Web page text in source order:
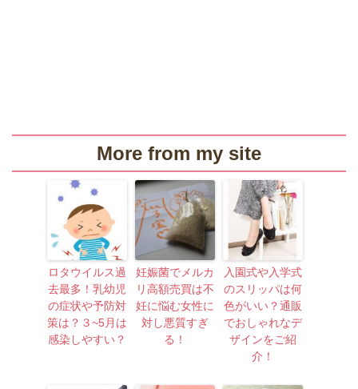
More from my site
ロタウイルス過
去最多！乳幼児
の症状や予防対
策は？３~5月は
感染しやすい？
妊娠菌でメルカ
リ高額売買は不
妊に悩む女性に
対し悪質すぎ
る！
入園式や入学式
のスリッパは何
色がいい？通販
でおしゃれなデ
ザインをご紹
介！